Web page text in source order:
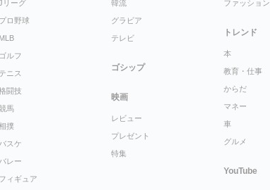
リーグ
プロ野球
MLB
ゴルフ
テニス
闘技
馬
撲
バスケ
バレー
フィギュア
韓流
グラビア
テレビ
ゴシップ
映画
レビュー
プレゼント
特集
ファッション
トレンド
本
教育・仕事
からだ
マネー
車
グルメ
YouTube